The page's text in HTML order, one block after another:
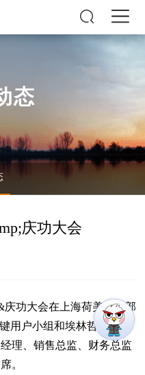
态
庆功大会
功大会在上海荷美尔总部
用户小组和埃林哲领导都
理、销售总监、财务总监
。